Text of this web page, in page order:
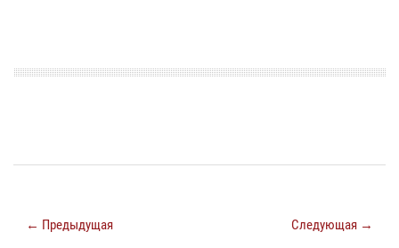
← Предыдущая Следующая →